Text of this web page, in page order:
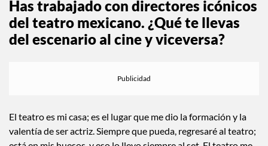
cada una de ellas. Y eso es la vida: abrirse a escuchar las
experiencias de los demás.
del teatro mexicano. ¿Qué te llevas